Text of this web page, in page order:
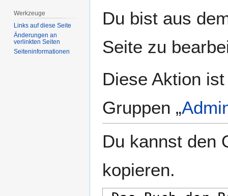
Navigation
Suche
Du bist aus
Seite zu
Diese Aktion
Gruppen „
Du kannst den
kopieren.
Werkzeuge
Links auf diese Seite
Änderungen an
verlinkten Seiten
Seiten­­informationen